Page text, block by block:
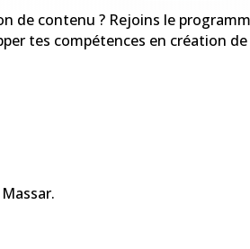
de contenu ? Rejoins le
tes compétences en création